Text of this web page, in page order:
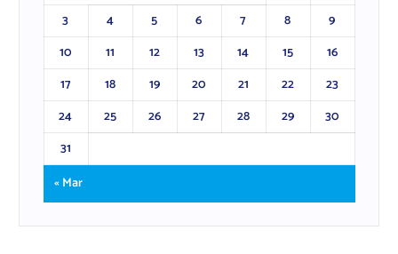
3
4 5 6 7 8
9
10
11 12 13 14 15
16
17
18 19 20 21 22
23
24
25 26 27 28 29
30
31
« Mar